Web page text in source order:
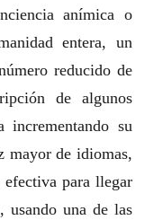
anímica o
entera, un
reducido de
de algunos
incrementando su
mayor de idiomas,
efectiva para llegar
usando una de las